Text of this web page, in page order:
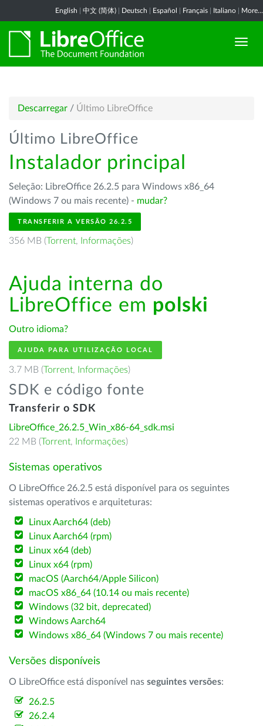
English 中文 (简体) Deutsch Español Français Italiano More...
Descarregar / Último LibreOffice
Último LibreOffice
Instalador principal
Seleção: LibreOffice 26.2.5 para Windows x86_64
(Windows 7 ou mais recente) - mudar?
TRANSFERIR A VERSÃO 26.2.5
356 MB (Torrent, Informações)
Ajuda interna do
LibreOffice em polski
Outro idioma?
AJUDA PARA UTILIZAÇÃO LOCAL
3.7 MB (Torrent, Informações)
SDK e código fonte
Transferir o SDK
LibreOffice_26.2.5_Win_x86-64_sdk.msi
22 MB (Torrent, Informações)
Sistemas operativos
O LibreOffice 26.2.5 está disponível para os seguintes
sistemas operativos e arquiteturas:
Linux Aarch64 (deb)
Linux Aarch64 (rpm)
Linux x64 (deb)
Linux x64 (rpm)
macOS (Aarch64/Apple Silicon)
macOS x86_64 (10.14 ou mais recente)
Windows (32 bit, deprecated)
Windows Aarch64
Windows x86_64 (Windows 7 ou mais recente)
Versões disponíveis
O LibreOffice está disponível nas seguintes versões:
26.2.5
26.2.4